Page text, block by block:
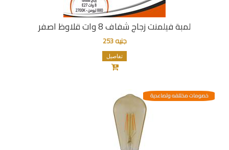
لمبة فيلمنت زجاج شفاف 8 وات قلاوظ اصفر
جنيه 253
تفاصيل
خصومات مختلفه وتصاعدية